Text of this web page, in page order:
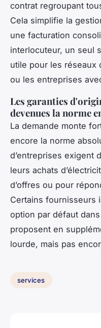
contrat regroupant
Cela simplifie la
une facturation
interlocuteur, un seul
utile pour les réseaux
ou les entreprises
Les garanties
devenues la norme
La demande monte
encore la norme
d’entreprises exigent
leurs achats
d’offres ou pour
Certains fournisseurs
option par défaut
proposent en
lourde, mais pas
services